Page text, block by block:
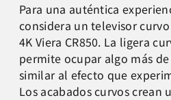
Para una auténtica
considera un televisor
4K Viera CR850. La ligera
permite ocupar algo más
similar al efecto que
Los acabados curvos crean